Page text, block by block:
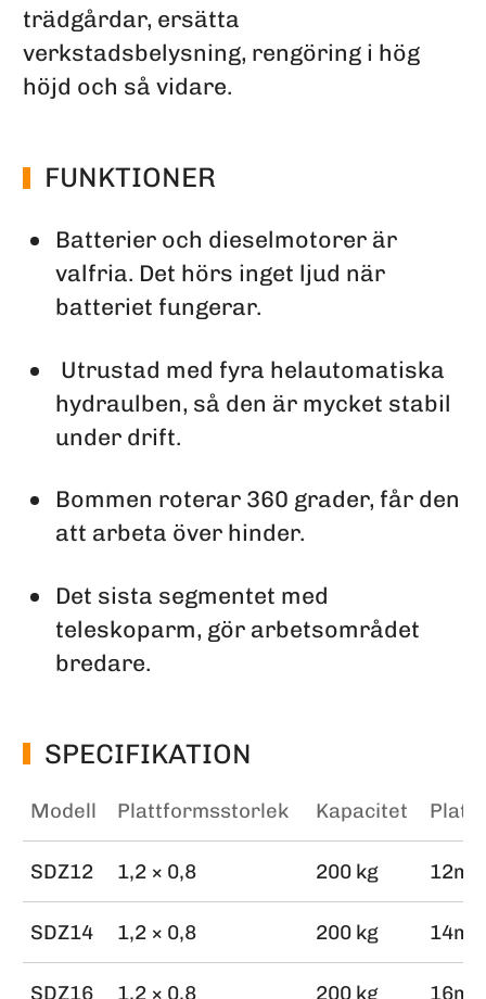
trädgårdar, ersätta
verkstadsbelysning, rengöring i hög
höjd och så vidare.
FUNKTIONER
Batterier och dieselmotorer är
valfria. Det hörs inget ljud när
batteriet fungerar.
Utrustad med fyra helautomatiska
hydraulben, så den är mycket stabil
under drift.
Bommen roterar 360 grader, får den
att arbeta över hinder.
Det sista segmentet med
teleskoparm, gör arbetsområdet
bredare.
SPECIFIKATION
Modell Plattformsstorlek Kapacitet
SDZ12 1,2 × 0,8 200 kg 12m
SDZ14 1,2 × 0,8 200 kg 14m
SDZ16 1,2 × 0,8 200 kg 16m